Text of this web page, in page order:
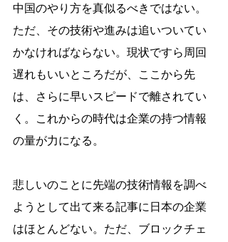
中国のやり方を真似るべきではない。
ただ、その技術や進みは追いついてい
かなければならない。現状ですら周回
遅れもいいところだが、ここから先
は、さらに早いスピードで離されてい
く。これからの時代は企業の持つ情報
の量が力になる。
悲しいのことに先端の技術情報を調べ
ようとして出て来る記事に日本の企業
はほとんどない。ただ、ブロックチェ